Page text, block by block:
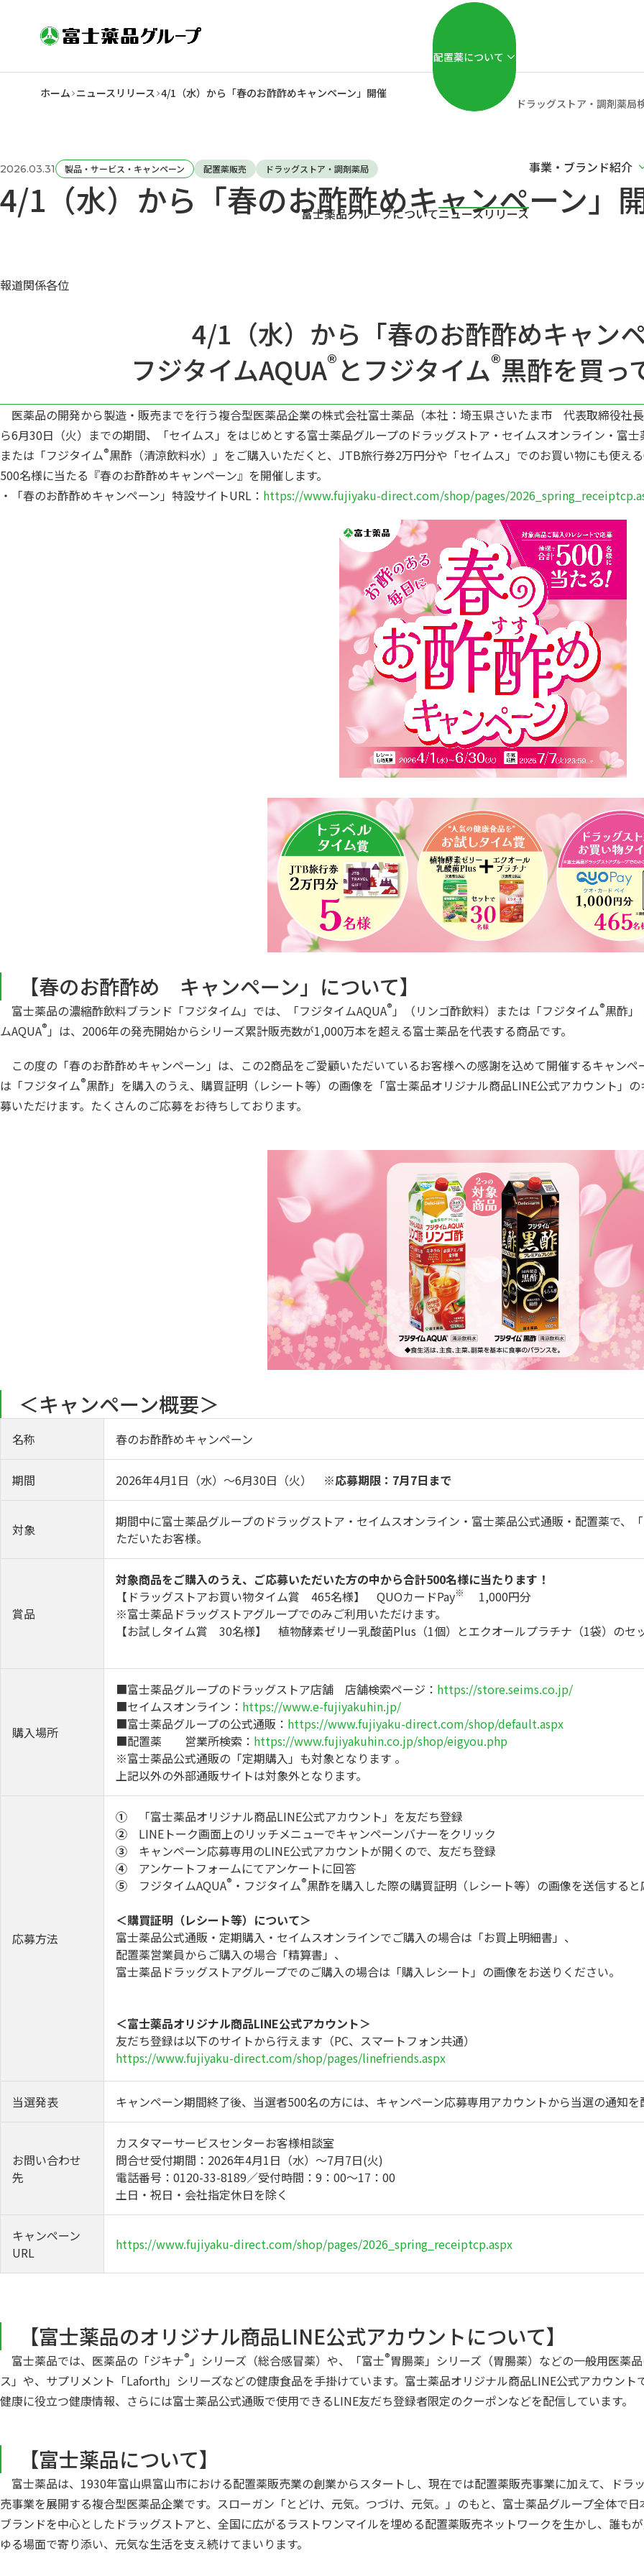
配置薬について
ドラッグストア・調剤薬局
富士薬品グループについてニュースリリース
事業・ ブランド紹介
ホーム ニュースリリース 4/1（水）から「春のお酢酢めキャンペーン」開催
2026.03.31 製品・サービス・キャンペーン 配置薬販売 ドラッグストア・調剤薬局
4/1（水）から「春のお酢酢めキャンペーン」
報道関係各位
4/1（水）から「春のお酢酢めキャン
フジタイムAQUA®とフジタイム®黒酢を買っ
医薬品の開発から製造・販売までを行う複合型医薬品企業の株式会社富士薬品（本社：埼玉県さいたま市 代表取締役社
ら6月30日（火）までの期間、「セイムス」をはじめとする富士薬品グループのドラッグストア・セイムスオンライン・富
または「フジタイム®黒酢（清涼飲料水）」をご購入いただくと、JTB旅行券2万円分や「セイムス」でのお買い物にも使え
500名様に当たる『春のお酢酢めキャンペーン』を開催します。
・「春のお酢酢めキャンペーン」特設サイトURL： https://www.fujiyaku-direct.com/shop/pages/
【春のお酢酢め キャンペーン」について】
富士薬品の濃縮酢飲料ブランド「フジタイム」では、「フジタイムAQUA® 」（リンゴ酢飲料）または「フジタイム®黒酢」
ムAQUA® 」は、2006年の発売開始からシリーズ累計販売数が1,000万本を超える富士薬品を代表する商品です。
この度の「春のお酢酢めキャンペーン」は、この2商品をご愛顧いただいているお客様への感謝を込めて開催するキャン
は「フジタイム®黒酢」を購入のうえ、購買証明（レシート等）の画像を「富士薬品オリジナル商品LINE公式アカウント」
募いただけます。たくさんのご応募をお待ちしております。
＜キャンペーン概要＞
名称 春のお酢酢めキャンペーン
期間 2026年4月1日（水）～6月30日（火） ※応募期限：7月7日まで
対象 期間中に富士薬品グループのドラッグストア・セイムスオンライン・富士薬品公式通販・配置薬で、
ただいたお客様。
賞品
対象商品をご購入のうえ、ご応募いただいた方の中から合計500名様に当たります！
【ドラッグストアお買い物タイム賞 465名様】 QUOカードPay※
1,000円分
※富士薬品ドラッグストアグループでのみご利用いただけます。
【お試しタイム賞 30名様】 植物酵素ゼリー乳酸菌Plus（1個）とエクオールプラチナ（1袋）のセ
購入場所
■富士薬品グループのドラッグストア店舗 店舗検索ページ： https://store.seims.co.jp/
■セイムスオンライン： https://www.e-fujiyakuhin.jp/
■富士薬品グループの公式通販： https://www.fujiyaku-direct.com/shop/default.aspx
■配置薬 営業所検索： https://www.fujiyakuhin.co.jp/shop/eigyou.php
※富士薬品公式通販の「定期購入」も対象となります 。
上記以外の外部通販サイトは対象外となります。
応募方法
① 「富士薬品オリジナル商品LINE公式アカウント」を友だち登録
② LINEトーク画面上のリッチメニューでキャンペーンバナーをクリック
③ キャンペーン応募専用のLINE公式アカウントが開くので、友だち登録
④ アンケートフォームにてアンケートに回答
⑤ フジタイムAQUA® ・フジタイム®黒酢を購入した際の購買証明（レシート等）の画像を送信すると
＜購買証明（レシート等）について＞
富士薬品公式通販・定期購入・セイムスオンラインでご購入の場合は「お買上明細書」、
配置薬営業員からご購入の場合「精算書」、
富士薬品ドラッグストアグループでのご購入の場合は「購入レシート」の画像をお送りください。
＜富士薬品オリジナル商品LINE公式アカウント＞
友だち登録は以下のサイトから行えます（PC、スマートフォン共通）
https://www.fujiyaku-direct.com/shop/pages/linefriends.aspx
当選発表 キャンペーン期間終了後、当選者500名の方には、キャンペーン応募専用アカウントから当選の通知を
お問い合わせ
先
カスタマーサービスセンターお客様相談室
問合せ受付期間：2026年4月1日（水）～7月7日(火)
電話番号：0120-33-8189／受付時間：9：00～17：00
土日・祝日・会社指定休日を除く
キャンペーン
URL
https://www.fujiyaku-direct.com/shop/pages/2026_spring_receiptcp.aspx
【富士薬品のオリジナル商品LINE公式アカウントについて】
富士薬品では、医薬品の「ジキナ® 」シリーズ（総合感冒薬）や、「富士®胃腸薬」シリーズ（胃腸薬）などの一般用医薬
ス」や、サプリメント「Laforth」シリーズなどの健康食品を手掛けています。富士薬品オリジナル商品LINE公式アカウン
健康に役立つ健康情報、さらには富士薬品公式通販で使用できるLINE友だち登録者限定のクーポンなどを配信しています。
【富士薬品について】
富士薬品は、1930年富山県富山市における配置薬販売業の創業からスタートし、現在では配置薬販売事業に加えて、ドラ
売事業を展開する複合型医薬品企業です。スローガン「とどけ、元気。つづけ、元気。」のもと、富士薬品グループ全体で
ブランドを中心としたドラッグストアと、全国に広がるラストワンマイルを埋める配置薬販売ネットワークを生かし、誰も
ゆる場面で寄り添い、元気な生活を支え続けてまいります。